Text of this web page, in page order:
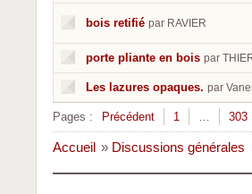
bois retifié par RAVIER
porte pliante en bois par
Les lazures opaques. par
Pages : Précédent 1 … 303
Accueil » Discussions générales